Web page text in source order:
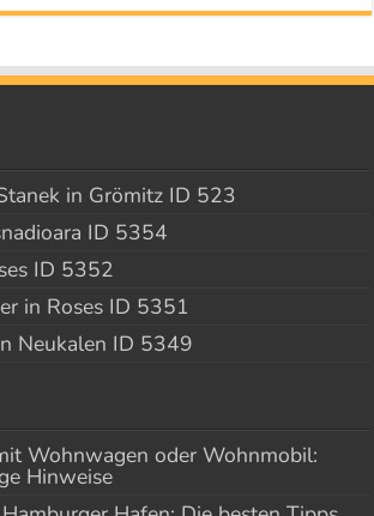
in Grömitz ID 523
ID 5354
ID 5352
in Roses ID 5351
Neukalen ID 5349
Wohnwagen oder Wohnmobil:
Hinweise